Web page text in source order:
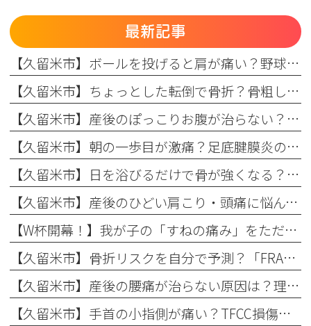
最新記事
【久留米市】ボールを投げると肩が痛い？野球肩の原因・症状とまつもと整形外科のリハビリ
【久留米市】ちょっとした転倒で骨折？骨粗しょう症と転倒予防の関係を理学療法士が解説！
【久留米市】産後のぽっこりお腹が治らない？原因と理学療法士が教える改善リハビリ
【久留米市】朝の一歩目が激痛？足底腱膜炎の原因・予防策と整形外科でのリハビリ治療を解説！
【久留米市】日を浴びるだけで骨が強くなる？骨粗しょう症予防に欠かせない日光浴の重要性とリハビリのコツ
【久留米市】産後のひどい肩こり・頭痛に悩んでいませんか？理学療法士が教える根本原因とリハビリの重要性
【W杯開幕！】我が子の「すねの痛み」をただの成長痛で終わらせない
【久留米市】骨折リスクを自分で予測？「FRAX」の仕組みとまつもと整形外科での活用法
【久留米市】産後の腰痛が治らない原因は？理学療法士が教える骨盤ケアとリハビリの重要性
【久留米市】手首の小指側が痛い？TFCC損傷（三角線維軟骨複合体損傷）の正しい治療法とリハビリについて